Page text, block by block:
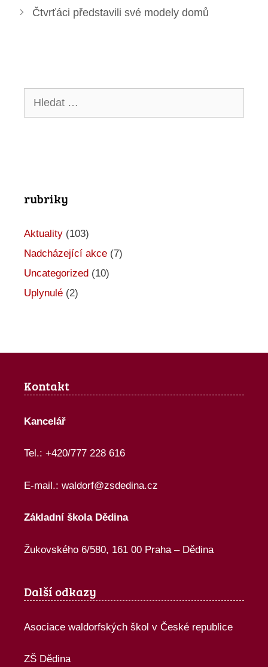
Čtvrťáci představili své modely domů
Hledat:
rubriky
Aktuality (103)
Nadcházející akce (7)
Uncategorized (10)
Uplynulé (2)
Kontakt
Kancelář
Tel.: +420/777 228 616
E-mail.: waldorf@zsdedina.cz
Základní škola Dědina
Žukovského 6/580, 161 00 Praha – Dědina
Další odkazy
Asociace waldorfských škol v České republice
ZŠ Dědina